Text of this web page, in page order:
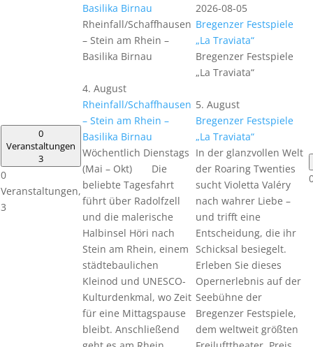
0
Veranstaltungen
3
0
Veranstaltungen,
3
Basilika Birnau
Rheinfall/Schaffhausen
– Stein am Rhein –
Basilika Birnau
4. August
Rheinfall/Schaffhausen
– Stein am Rhein –
Basilika Birnau
Wöchentlich Dienstags
(Mai – Okt) Die
beliebte Tagesfahrt
führt über Radolfzell
und die malerische
Halbinsel Höri nach
Stein am Rhein, einem
städtebaulichen
Kleinod und UNESCO-
Kulturdenkmal, wo Zeit
für eine Mittagspause
bleibt. Anschließend
2026-08-05
Bregenzer Festspiele
„La Traviata“
Bregenzer Festspiele
„La Traviata“
5. August
Bregenzer Festspiele
„La Traviata“
In der glanzvollen Welt
der Roaring Twenties
sucht Violetta Valéry
nach wahrer Liebe –
und trifft eine
Entscheidung, die ihr
Schicksal besiegelt.
Erleben Sie dieses
Opernerlebnis auf der
Seebühne der
Bregenzer Festspiele,
dem weltweit größten